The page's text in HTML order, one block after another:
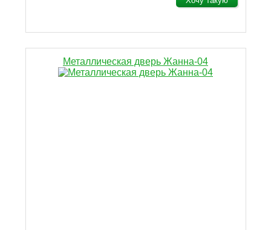
Металлическая дверь Жанна-04